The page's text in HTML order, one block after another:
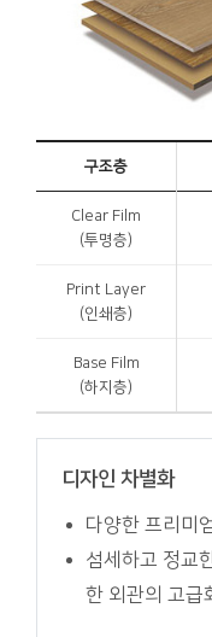
구조층
Clear Film
(투명층)
Print Layer
(인쇄층)
Base Film
(하지층)
디자인 차별화
다양한 프리미
섬세하고 정교
한 외관의 고급